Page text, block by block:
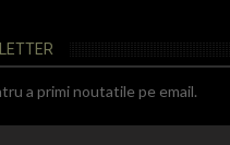
a primi noutatile pe email.